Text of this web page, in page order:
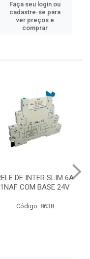
Faça seu login ou
cadastre-se para
ver preços e
comprar
DE INTER SLIM 6A
1NAF COM BASE 24V
Código: 8638